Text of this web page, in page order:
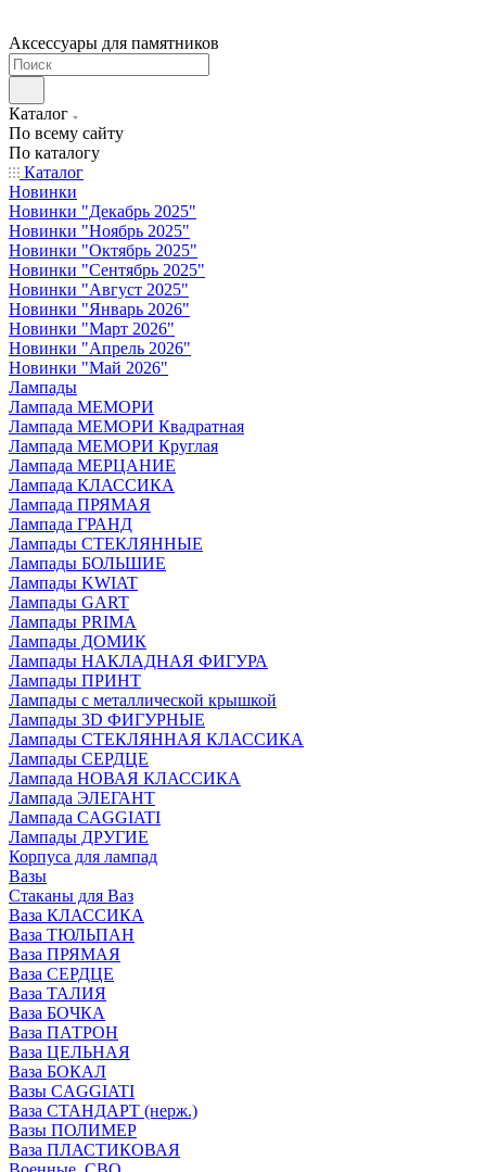
Аксессуары для памятников
Каталог
По всему сайту
По каталогу
Каталог
Новинки
Новинки "Декабрь 2025"
Новинки "Ноябрь 2025"
Новинки "Октябрь 2025"
Новинки "Сентябрь 2025"
Новинки "Август 2025"
Новинки "Январь 2026"
Новинки "Март 2026"
Новинки "Апрель 2026"
Новинки "Май 2026"
Лампады
Лампада МЕМОРИ
Лампада МЕМОРИ Квадратная
Лампада МЕМОРИ Круглая
Лампада МЕРЦАНИЕ
Лампада КЛАССИКА
Лампада ПРЯМАЯ
Лампада ГРАНД
Лампады СТЕКЛЯННЫЕ
Лампады БОЛЬШИЕ
Лампады KWIAT
Лампады GART
Лампады PRIMA
Лампады ДОМИК
Лампады НАКЛАДНАЯ ФИГУРА
Лампады ПРИНТ
Лампады с металлической крышкой
Лампады 3D ФИГУРНЫЕ
Лампады СТЕКЛЯННАЯ КЛАССИКА
Лампады СЕРДЦЕ
Лампада НОВАЯ КЛАССИКА
Лампада ЭЛЕГАНТ
Лампада CAGGIATI
Лампады ДРУГИЕ
Корпуса для лампад
Вазы
Стаканы для Ваз
Ваза КЛАССИКА
Ваза ТЮЛЬПАН
Ваза ПРЯМАЯ
Ваза СЕРДЦЕ
Ваза ТАЛИЯ
Ваза БОЧКА
Ваза ПАТРОН
Ваза ЦЕЛЬНАЯ
Ваза БОКАЛ
Вазы CAGGIATI
Ваза СТАНДАРТ (нерж.)
Вазы ПОЛИМЕР
Ваза ПЛАСТИКОВАЯ